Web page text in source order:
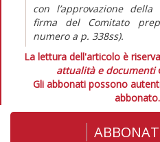
con l’approvazione
firma del Comitato
numero a p. 338ss).
La lettura dell'articolo è
attualità e documenti
Gli abbonati possono
abbonato.